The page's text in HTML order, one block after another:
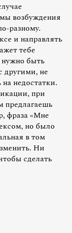
возбуждения
разному.
и направлять
тебе
нужно быть
другими, не
недостатки.
при
предлагаешь
фраза «Мне
но было
в том
Ни
сделать